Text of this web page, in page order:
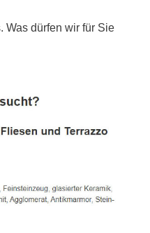
Was dürfen wir für Sie